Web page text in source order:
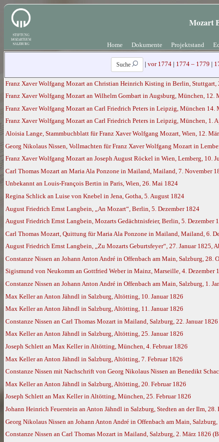
Mozart
Home Dokumente Projektstand
Suche | vor 1774 | 1774 – 1779 |
Franz Xaver Wolfgang Mozart an Christian Heinrich Kisting in Berlin, Stuttgart,
Franz Xaver Wolfgang Mozart an Wilhelm Gombart in Augsburg, München, 12.
Franz Xaver Wolfgang Mozart an Carl Friedrich Peters in Leipzig, München 14.
Franz Xaver Wolfgang Mozart an Carl Friedrich Peters in Leipzig, München, 1.
Aloisia Lange, Stammbuchblatt für Franz Xaver Wolfgang Mozart, Wien, 12.
Georg Nikolaus Nissen, Vollmachten für Franz Xaver Wolfgang Mozart in
Franz Xaver Wolfgang Mozart an Joseph August Röckel in Wien, Lemberg, 10.
Carl Thomas Mozart an Maria Ala Ponzone in Mailand, Mailand, 7. November
Unbekannt an Louis-François Bertin in Paris, Wien, 26. Mai 1824
Regina Schlick an Luise von Knebel in Jena, Gotha, 5. August 1824
August Friedrich Ernst Langbein, „An Mozart“, Berlin, 5. Dezember 1824
August Friedrich Ernst Langbein, Mozarts Gedächtnisfeier, Berlin, 5.
Carl Thomas Mozart, Quittung für Maria Ala Ponzone in Mailand, Mailand, 6.
August Friedrich Ernst Langbein, „Zu Mozarts Geburtsfeyer“, 27. Januar 1825,
Constanze Nissen an Johann Anton André in Offenbach am Main, Salzburg, 28.
Sigismund von Neukomm an Gottfried Weber in Mainz, Marseille, 4. Dezember
Constanze Nissen an Johann Anton André in Offenbach am Main, Salzburg, 1.
Max Keller an Anton Jähndl in Salzburg, Altötting, 10. Januar 1826
Max Keller an Anton Jähndl in Salzburg, Altötting, 11. Januar 1826
Constanze Nissen an Carl Thomas Mozart in Mailand, Salzburg, 22. Januar
Max Keller an Anton Jähndl in Salzburg, Altötting, 25. Januar 1826
Joseph Schlett an Max Keller in Altötting, München, 4. Februar 1826
Max Keller an Anton Jähndl in Salzburg, Altötting, 7. Februar 1826
Constanze Nissen mit Nachschrift von Georg Nikolaus Nissen an Benedikt
Max Keller an Anton Jähndl in Salzburg, Altötting, 20. Februar 1826
Joseph Schlett an Max Keller in Altötting, München, 25. Februar 1826
Johann Heinrich Feuerstein an Anton Jähndl in Salzburg, Stedten an der Ilm, 28.
Georg Nikolaus Nissen an Johann Anton André in Offenbach am Main,
Constanze Nissen an Carl Thomas Mozart in Mailand, Salzburg, 2. März 1826